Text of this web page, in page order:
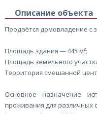
Описание объекта
Продаётся домовладение с
Площадь здания — 445 м²;
Площадь земельного
Территория смешанной
Основное назначение
проживания для различных